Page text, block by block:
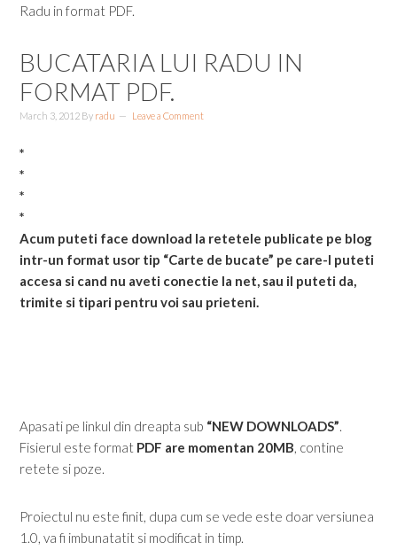
Radu in format PDF.
BUCATARIA LUI RADU IN
FORMAT PDF.
March 3, 2012 By radu Leave a Comment
*
*
*
*
Acum puteti face download la retetele publicate pe blog
intr-un format usor tip “Carte de bucate” pe care-l puteti
accesa si cand nu aveti conectie la net, sau il puteti da,
trimite si tipari pentru voi sau prieteni.
Apasati pe linkul din dreapta sub “NEW DOWNLOADS”.
Fisierul este format PDF are momentan 20MB, contine
retete si poze.
Proiectul nu este finit, dupa cum se vede este doar versiunea
1.0, va fi imbunatatit si modificat in timp.